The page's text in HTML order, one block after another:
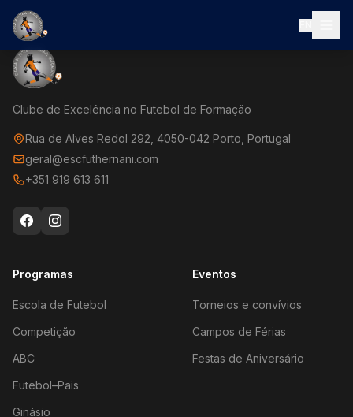
Clube de Excelência no Futebol de Formação
Rua de Alves Redol 292, 4050-042 Porto, Portugal
geral@escfuthernani.com
+351 919 613 611
Programas
Escola de Futebol
Competição
ABC
Futebol–Pais
Ginásio
Eventos
Torneios e convívios
Campos de Férias
Festas de Aniversário